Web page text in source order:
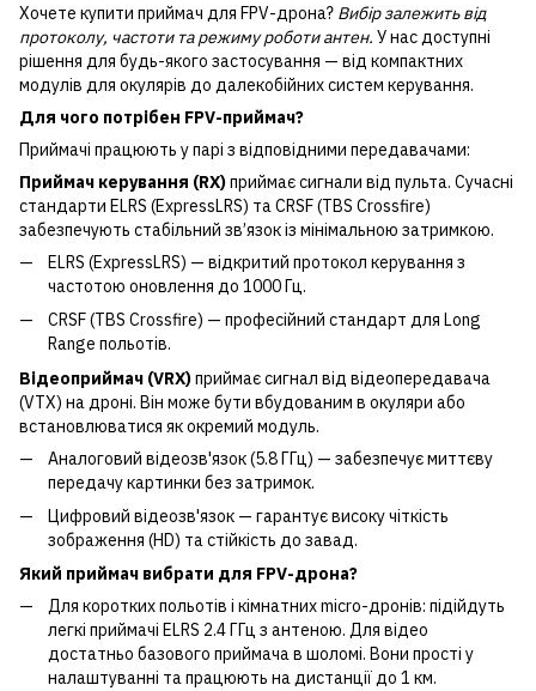
Хочете купити приймач для FPV-дрона? Вибір залежить від
протоколу, частоти та режиму роботи антен. У нас доступні
рішення для будь-якого застосування — від компактних
модулів для окулярів до далекобійних систем керування.
Для чого потрібен FPV-приймач?
Приймачі працюють у парі з відповідними передавачами:
Приймач керування (RX)приймає сигнали від пульта. Сучасні
стандарти ELRS (ExpressLRS) та CRSF (TBS Crossfire)
забезпечують стабільний зв’язок із мінімальною затримкою.
ELRS (ExpressLRS) — відкритий протокол керування з
частотою оновлення до 1000 Гц.
CRSF (TBS Crossfire) — професійний стандарт для Long
Range польотів.
Відеоприймач (VRX)приймає сигнал від відеопередавача
(VTX) на дроні. Він може бути вбудованим в окуляри або
встановлюватися як окремий модуль.
Аналоговий відеозв'язок (5.8 ГГц) — забезпечує миттєву
передачу картинки без затримок.
Цифровий відеозв'язок — гарантує високу чіткість
зображення (HD) та стійкість до завад.
Який приймач вибрати для FPV-дрона?
Для коротких польотів і кімнатних micro-дронів: підійдуть
легкі приймачі ELRS 2.4 ГГц з антеною. Для відео
достатньо базового приймача в шоломі. Вони прості у
налаштуванні та працюють на дистанції до 1 км.